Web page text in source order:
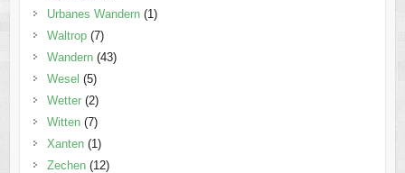
Urbanes Wandern(1)
Waltrop(7)
Wandern(43)
Wesel (5)
Wetter(2)
Witten(7)
Xanten(1)
Zechen(12)